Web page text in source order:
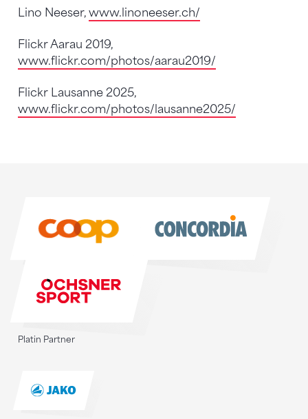
Lino Neeser, www.linoneeser.ch/
Flickr Aarau 2019,
www.flickr.com/photos/aarau2019/
Flickr Lausanne 2025,
www.flickr.com/photos/lausanne2025/
Platin Partner